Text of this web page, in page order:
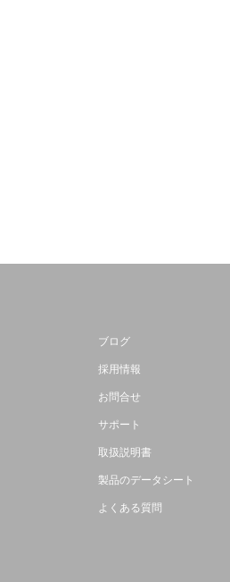
ブログ
採用情報
お問合せ
サポート
取扱説明書
製品のデータシート
よくある質問